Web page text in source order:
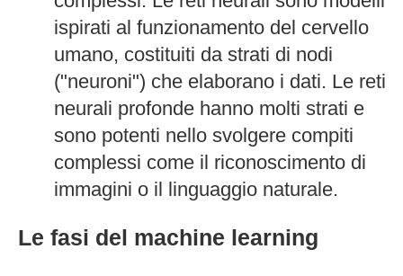
ispirati al funzionamento del cervello
umano, costituiti da strati di nodi
("neuroni") che elaborano i dati. Le reti
neurali profonde hanno molti strati e
sono potenti nello svolgere compiti
complessi come il riconoscimento di
immagini o il linguaggio naturale.
Le fasi del machine learning